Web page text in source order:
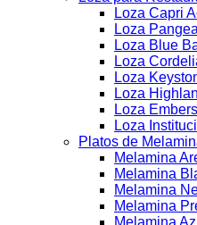
Loza Capri
Loza
Loza Blue
Loza
Loza
Loza
Loza
Loza
Platos de
Melamina
Melamina
Melamina
Melamina
Melamina